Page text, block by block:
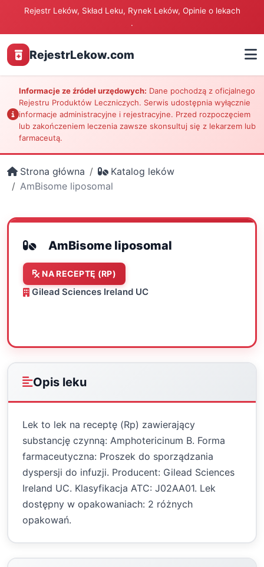
Rejestr Leków, Skład Leku, Rynek Leków, Opinie o lekach
.
RejestrLekow.com
Informacje ze źródeł urzędowych: Dane pochodzą z oficjalnego
Rejestru Produktów Leczniczych. Serwis udostępnia wyłącznie
informacje administracyjne i rejestracyjne. Przed rozpoczęciem
lub zakończeniem leczenia zawsze skonsultuj się z lekarzem lub
farmaceutą.
Strona główna
Katalog leków
AmBisome liposomal
AmBisome liposomal
NA RECEPTĘ (RP)
Gilead Sciences Ireland UC
Opis leku
Lek to lek na receptę (Rp) zawierający
substancję czynną: Amphotericinum B. Forma
farmaceutyczna: Proszek do sporządzania
dyspersji do infuzji. Producent: Gilead Sciences
Ireland UC. Klasyfikacja ATC: J02AA01. Lek
dostępny w opakowaniach: 2 różnych
opakowań.